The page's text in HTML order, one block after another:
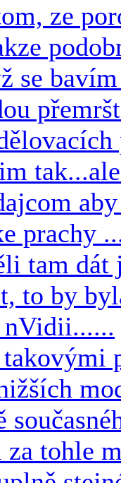
ze
se
prachy
tam dát
to by
nVidii......
tohle